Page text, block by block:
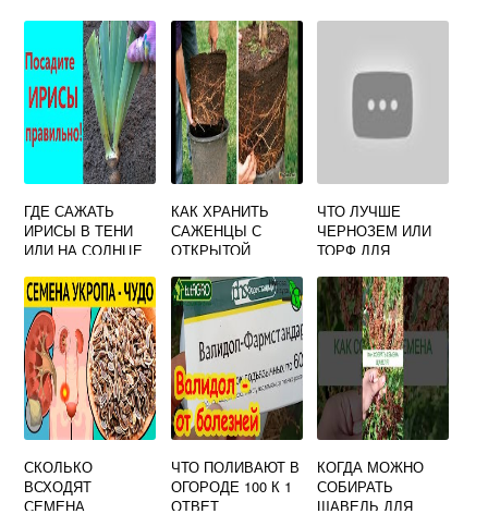
ГДЕ САЖАТЬ
ИРИСЫ В ТЕНИ
ИЛИ НА СОЛНЦЕ
КАК ХРАНИТЬ
САЖЕНЦЫ С
ОТКРЫТОЙ
СИСТЕМОЙ ДО
ПОСАДКИ
ЧТО ЛУЧШЕ
ЧЕРНОЗЕМ ИЛИ
ТОРФ ДЛЯ
СКОЛЬКО
ВСХОДЯТ
СЕМЕНА
ЧТО ПОЛИВАЮТ В
ОГОРОДЕ 100 К 1
ОТВЕТ
КОГДА МОЖНО
СОБИРАТЬ
ЩАВЕЛЬ ДЛЯ